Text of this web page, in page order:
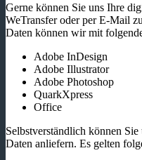
Gerne können Sie uns Ihre
WeTransfer oder per E-Mail
Daten können wir mit
Adobe InDesign
Adobe Illustrator
Adobe Photoshop
QuarkXpress
Office
Selbstverständlich können
Daten anliefern. Es gelten